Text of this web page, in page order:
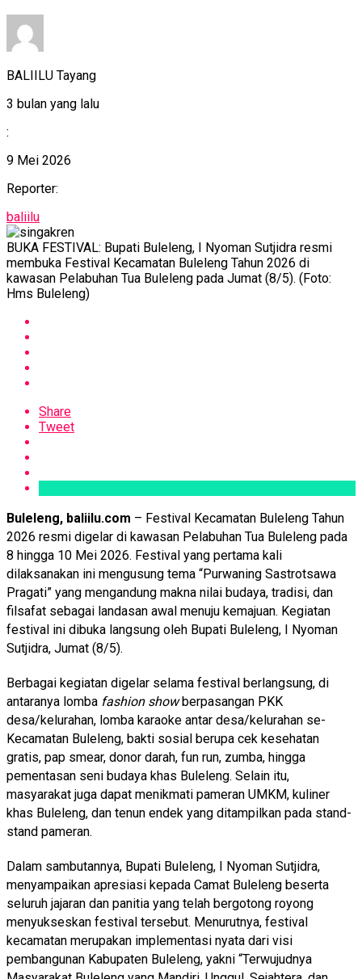
BALIILU Tayang
3 bulan yang lalu
:
9 Mei 2026
Reporter:
baliilu
BUKA FESTIVAL: Bupati Buleleng, I Nyoman Sutjidra resmi
membuka Festival Kecamatan Buleleng Tahun 2026 di
kawasan Pelabuhan Tua Buleleng pada Jumat (8/5). (Foto:
Hms Buleleng)
Share
Tweet
Buleleng, baliilu.com – Festival Kecamatan Buleleng Tahun
2026 resmi digelar di kawasan Pelabuhan Tua Buleleng pada
8 hingga 10 Mei 2026. Festival yang pertama kali
dilaksanakan ini mengusung tema “Purwaning Sastrotsawa
Pragati” yang mengandung makna nilai budaya, tradisi, dan
filsafat sebagai landasan awal menuju kemajuan. Kegiatan
festival ini dibuka langsung oleh Bupati Buleleng, I Nyoman
Sutjidra, Jumat (8/5).
Berbagai kegiatan digelar selama festival berlangsung, di
antaranya lomba fashion showberpasangan PKK
desa/kelurahan, lomba karaoke antar desa/kelurahan se-
Kecamatan Buleleng, bakti sosial berupa cek kesehatan
gratis, pap smear, donor darah, fun run, zumba, hingga
pementasan seni budaya khas Buleleng. Selain itu,
masyarakat juga dapat menikmati pameran UMKM, kuliner
khas Buleleng, dan tenun endek yang ditampilkan pada stand-
stand pameran.
Dalam sambutannya, Bupati Buleleng, I Nyoman Sutjidra,
menyampaikan apresiasi kepada Camat Buleleng beserta
seluruh jajaran dan panitia yang telah bergotong royong
menyukseskan festival tersebut. Menurutnya, festival
kecamatan merupakan implementasi nyata dari visi
pembangunan Kabupaten Buleleng, yakni “Terwujudnya